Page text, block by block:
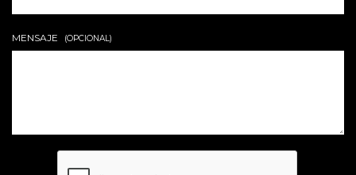
MENSAJE (OPCIONAL)